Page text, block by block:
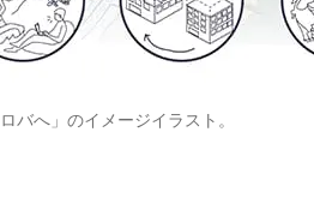
バへ」のイメージイラスト。